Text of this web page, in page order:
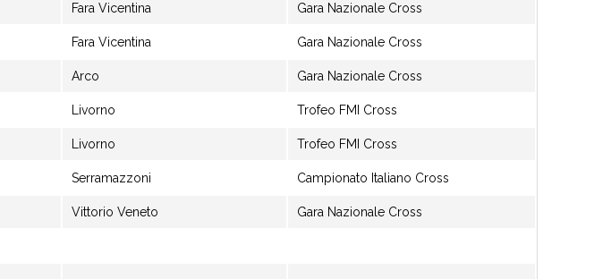
Fara Vicentina Gara Nazionale Cross
Fara Vicentina Gara Nazionale Cross
Arco Gara Nazionale Cross
Livorno Trofeo FMI Cross
Livorno Trofeo FMI Cross
Serramazzoni Campionato Italiano Cross
Vittorio Veneto Gara Nazionale Cross